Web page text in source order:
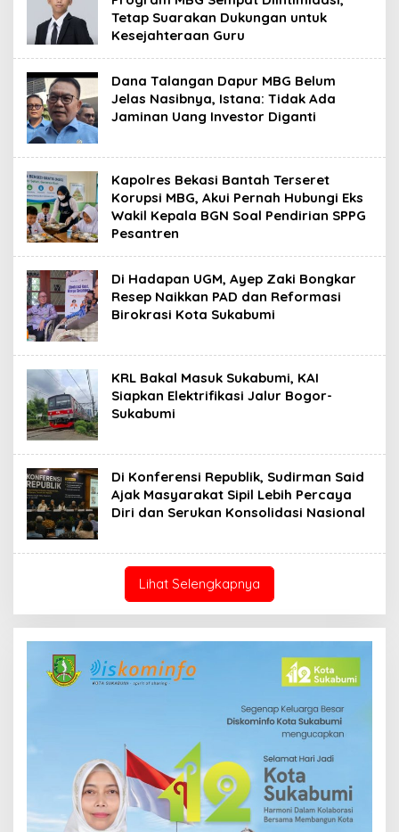
Tetap Suarakan Dukungan untuk
Kesejahteraan Guru
Dana Talangan Dapur MBG Belum
Jelas Nasibnya, Istana: Tidak Ada
Jaminan Uang Investor Diganti
Kapolres Bekasi Bantah Terseret
Korupsi MBG, Akui Pernah Hubungi Eks
Wakil Kepala BGN Soal Pendirian SPPG
Pesantren
Di Hadapan UGM, Ayep Zaki Bongkar
Resep Naikkan PAD dan Reformasi
Birokrasi Kota Sukabumi
KRL Bakal Masuk Sukabumi, KAI
Siapkan Elektrifikasi Jalur Bogor-
Sukabumi
Di Konferensi Republik, Sudirman Said
Ajak Masyarakat Sipil Lebih Percaya
Diri dan Serukan Konsolidasi Nasional
Lihat Selengkapnya